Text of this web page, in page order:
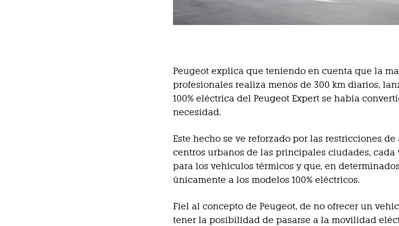
Peugeot explica que teniendo en cuenta que la
profesionales realiza menos de 300 km diarios,
100% eléctrica del Peugeot Expert se había
necesidad.
Este hecho se ve reforzado por las restricciones de
centros urbanos de las principales ciudades, cada
para los vehículos térmicos y que, en
únicamente a los modelos 100% eléctricos.
Fiel al concepto de Peugeot, de no ofrecer un
tener la posibilidad de pasarse a la movilidad